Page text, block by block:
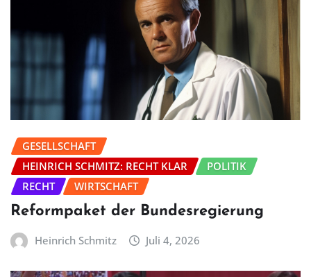
GESELLSCHAFT
HEINRICH SCHMITZ: RECHT KLAR
POLITIK
RECHT
WIRTSCHAFT
Reformpaket der Bundesregierung
Heinrich Schmitz Juli 4, 2026